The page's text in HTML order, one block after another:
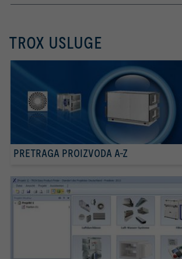
TROX USLUGE
PRETRAGA PROIZVODA A-Z